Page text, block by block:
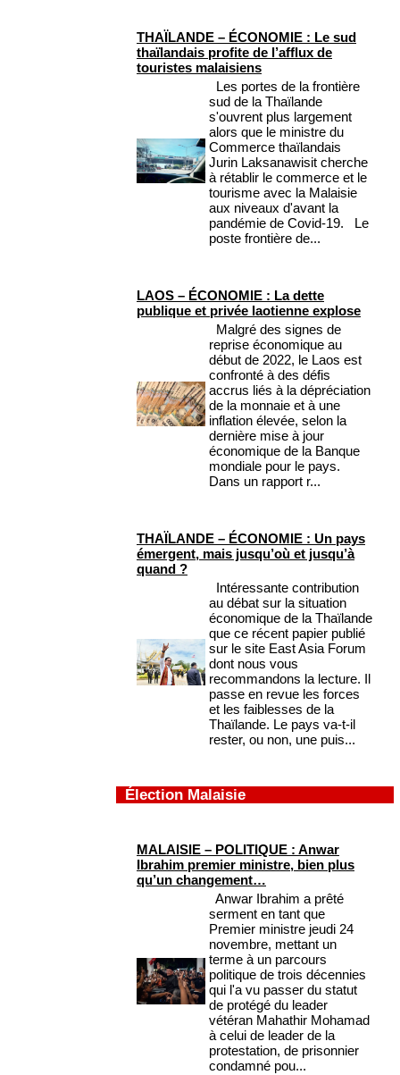
THAÏLANDE – ÉCONOMIE : Le sud
thaïlandais profite de l’afflux de
touristes malaisiens
Les portes de la frontière
sud de la Thaïlande
s'ouvrent plus largement
alors que le ministre du
Commerce thaïlandais
Jurin Laksanawisit cherche
à rétablir le commerce et le
tourisme avec la Malaisie
aux niveaux d'avant la
pandémie de Covid-19. Le
poste frontière de...
LAOS – ÉCONOMIE : La dette
publique et privée laotienne explose
Malgré des signes de
reprise économique au
début de 2022, le Laos est
confronté à des défis
accrus liés à la dépréciation
de la monnaie et à une
inflation élevée, selon la
dernière mise à jour
économique de la Banque
mondiale pour le pays.
Dans un rapport r...
THAÏLANDE – ÉCONOMIE : Un pays
émergent, mais jusqu’où et jusqu’à
quand ?
Intéressante contribution
au débat sur la situation
économique de la Thaïlande
que ce récent papier publié
sur le site East Asia Forum
dont nous vous
recommandons la lecture. Il
passe en revue les forces
et les faiblesses de la
Thaïlande. Le pays va-t-il
rester, ou non, une puis...
Élection Malaisie
MALAISIE – POLITIQUE : Anwar
Ibrahim premier ministre, bien plus
qu’un changement…
Anwar Ibrahim a prêté
serment en tant que
Premier ministre jeudi 24
novembre, mettant un
terme à un parcours
politique de trois décennies
qui l'a vu passer du statut
de protégé du leader
vétéran Mahathir Mohamad
à celui de leader de la
protestation, de prisonnier
condamné pou...